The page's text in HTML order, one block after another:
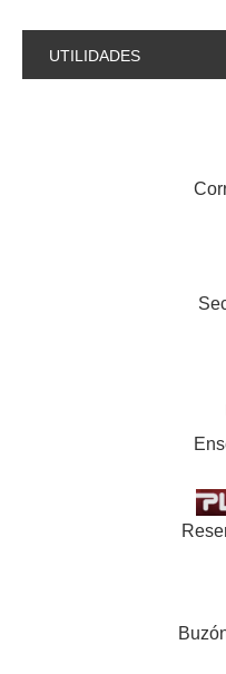
UTILIDADES